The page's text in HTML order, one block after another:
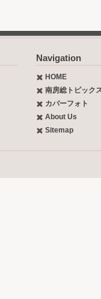
Navigation
HOME
南房総トピック
カバーフォト
About Us
Sitemap